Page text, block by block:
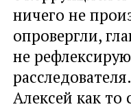
ничего не
опровергли,
не
Алексей как то